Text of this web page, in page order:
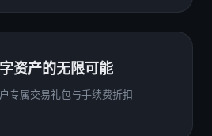
资产的无限可能
专属交易礼包与手续费折扣